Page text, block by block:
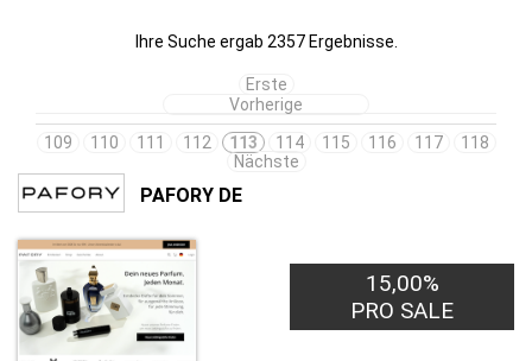
Ihre Suche ergab 2357 Ergebnisse.
Erste
Vorherige
109
110 111 112 113 114 115 116 117
118
Nächste
PAFORY DE
20,00€
PRO LEAD
15,00%
PRO SALE